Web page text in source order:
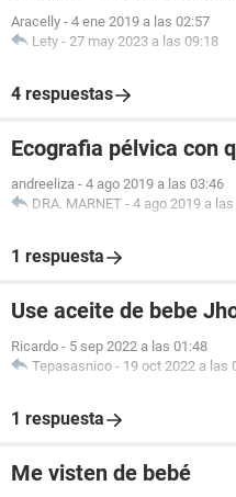
Aracelly - 4 ene 2019 a las 02:57
Lety - 27 may 2023 a las 09:18
4 respuestas
Ecografia pélvica con
andreeliza - 4 ago 2019 a las 03:46
DRA. MARNET - 4 ago 2019 a
1 respuesta
Use aceite de bebe
Ricardo - 5 sep 2022 a las 01:48
Tepasasnico - 19 oct 2022 a las
1 respuesta
Me visten de bebé